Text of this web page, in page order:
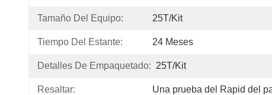
Tamaño Del Equipo: 25T/Kit
Tiempo Del Estante: 24 Meses
Detalles De Empaquetado: 25T/Kit
Resaltar: Una prueba del Rapid del